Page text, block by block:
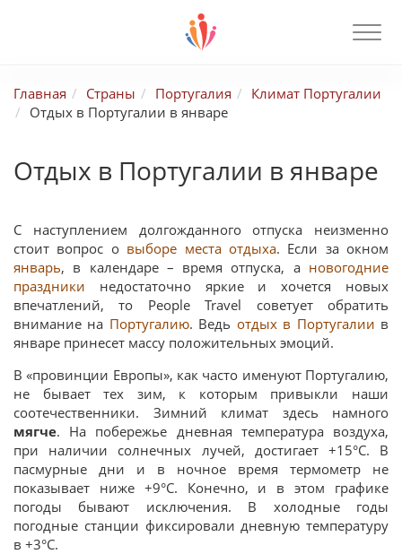
Главная Страны Португалия
Климат Португалии
Отдых в Португалии в январе
Отдых в Португалии в январе
С наступлением долгожданного отпуска неизменно
стоит вопрос о выборе места отдыха. Если за окном
январь, в календаре – время отпуска, а новогодние
праздники недостаточно яркие и хочется новых
впечатлений, то People Travel советует обратить
внимание на Португалию. Ведь отдых в Португалии в
январе принесет массу положительных эмоций.
В «провинции Европы», как часто именуют Португалию,
не бывает тех зим, к которым привыкли наши
соотечественники. Зимний климат здесь намного
мягче. На побережье дневная температура воздуха,
при наличии солнечных лучей, достигает +15°C. В
пасмурные дни и в ночное время термометр не
показывает ниже +9°C. Конечно, и в этом графике
погоды бывают исключения. В холодные годы
погодные станции фиксировали дневную температуру
в +3°C.